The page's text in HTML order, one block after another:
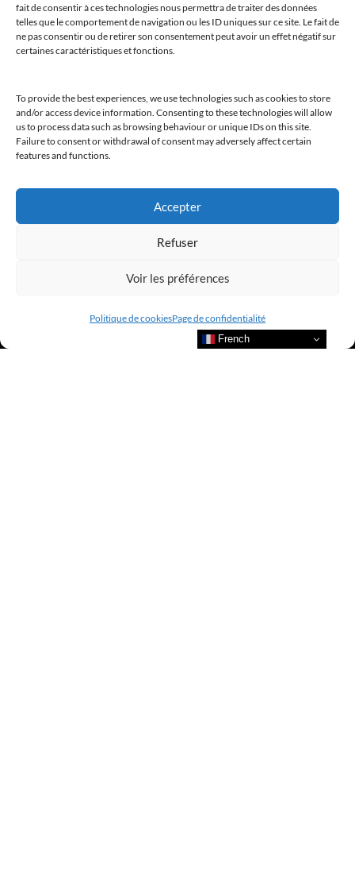
fait de consentir à ces technologies nous permettra de traiter des données
telles que le comportement de navigation ou les ID uniques sur ce site. Le fait de
ne pas consentir ou de retirer son consentement peut avoir un effet négatif sur
certaines caractéristiques et fonctions.
To provide the best experiences, we use technologies such as cookies to store
and/or access device information. Consenting to these technologies will allow
us to process data such as browsing behaviour or unique IDs on this site.
Failure to consent or withdrawal of consent may adversely affect certain
features and functions.
Accepter
Refuser
Voir les préférences
Politique de cookiesPage de confidentialité
@clubamilcar
French